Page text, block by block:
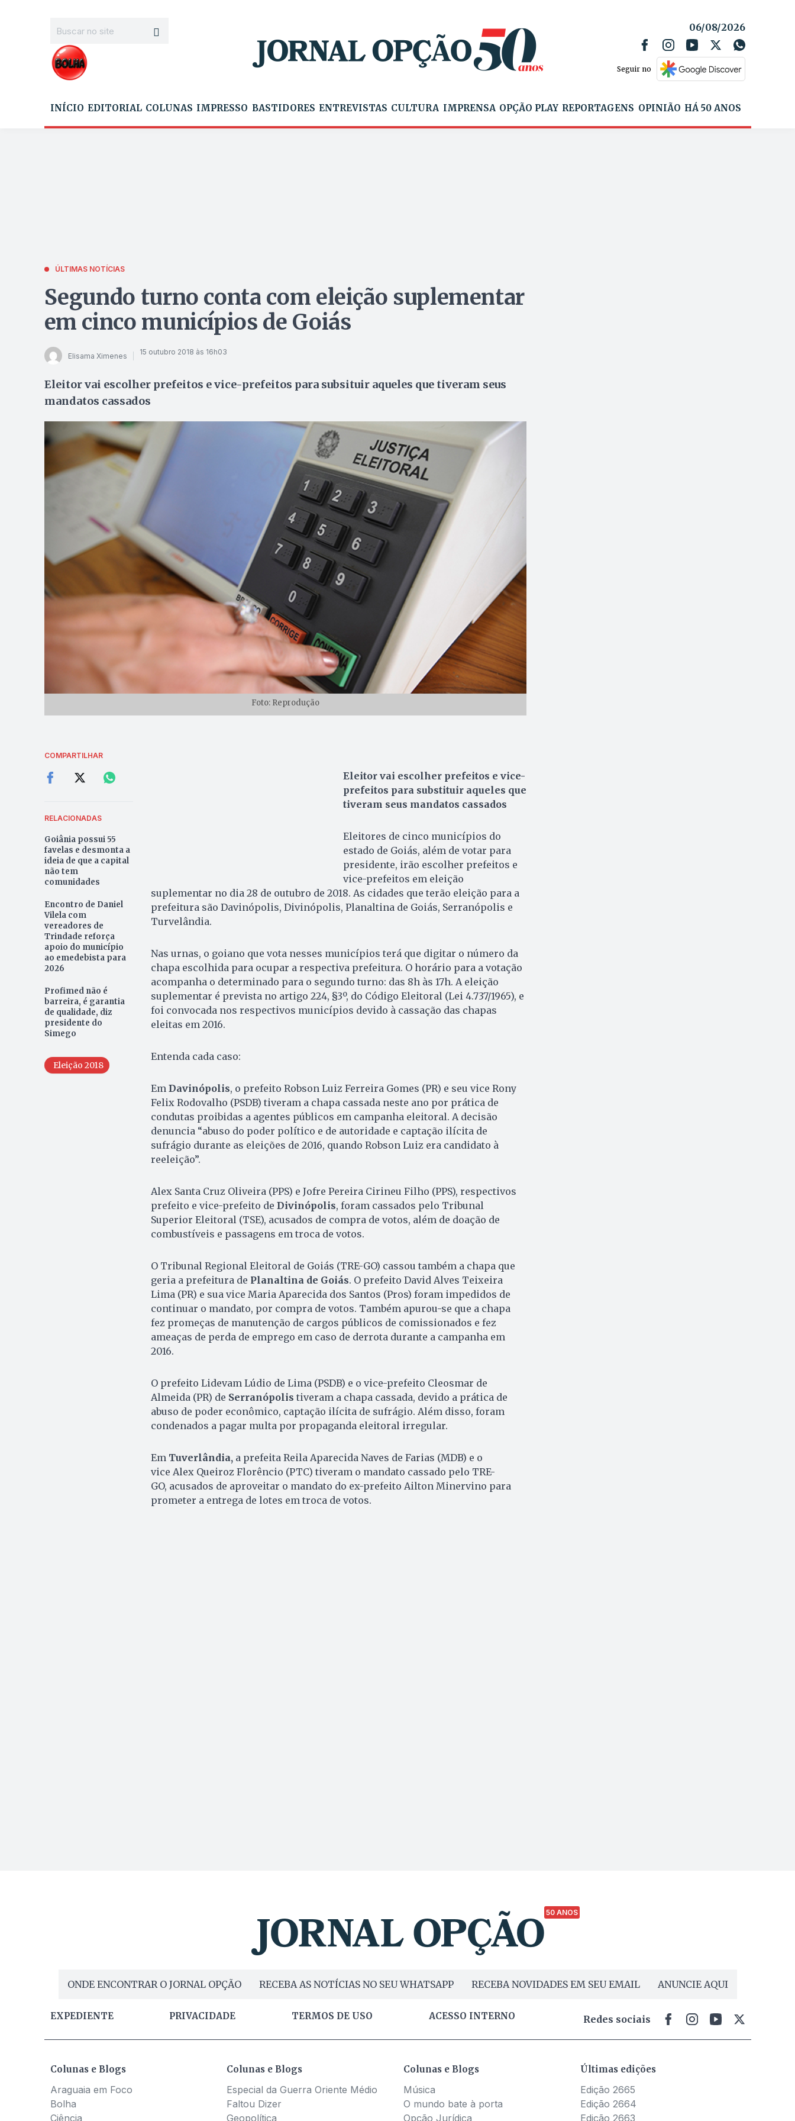
06/08/2026
Seguir no
INÍCIO EDITORIAL COLUNAS IMPRESSO BASTIDORES ENTREVISTAS CULTURA IMPRENSA OPÇÃO PLAY REPORTAGENS OPINIÃO HÁ 50 ANOS
ÚLTIMAS NOTÍCIAS
Segundo turno conta com eleição suplementar
em cinco municípios de Goiás
Elisama Ximenes 15 outubro 2018 às 16h03
Eleitor vai escolher prefeitos e vice-prefeitos para subsituir aqueles que tiveram seus
mandatos cassados
Foto: Reprodução
COMPARTILHAR
RELACIONADAS
Goiânia possui 55
favelas e desmonta a
ideia de que a capital
não tem
comunidades
Encontro de Daniel
Vilela com
vereadores de
Trindade reforça
apoio do município
ao emedebista para
2026
Profimed não é
barreira, é garantia
de qualidade, diz
presidente do
Simego
Eleição 2018
Eleitor vai escolher prefeitos e vice-
prefeitos para substituir aqueles que
tiveram seus mandatos cassados
Eleitores de cinco municípios do
estado de Goiás, além de votar para
presidente, irão escolher prefeitos e
vice-prefeitos em eleição
suplementar no dia 28 de outubro de 2018. As cidades que terão eleição para a
prefeitura são Davinópolis, Divinópolis, Planaltina de Goiás, Serranópolis e
Turvelândia.
Nas urnas, o goiano que vota nesses municípios terá que digitar o número da
chapa escolhida para ocupar a respectiva prefeitura. O horário para a votação
acompanha o determinado para o segundo turno: das 8h às 17h. A eleição
suplementar é prevista no artigo 224, §3º, do Código Eleitoral (Lei 4.737/1965), e
foi convocada nos respectivos municípios devido à cassação das chapas
eleitas em 2016.
Entenda cada caso:
Em Davinópolis, o prefeito Robson Luiz Ferreira Gomes (PR) e seu vice Rony
Felix Rodovalho (PSDB) tiveram a chapa cassada neste ano por prática de
condutas proibidas a agentes públicos em campanha eleitoral. A decisão
denuncia “abuso do poder político e de autoridade e captação ilícita de
sufrágio durante as eleições de 2016, quando Robson Luiz era candidato à
reeleição”.
Alex Santa Cruz Oliveira (PPS) e Jofre Pereira Cirineu Filho (PPS), respectivos
prefeito e vice-prefeito de Divinópolis, foram cassados pelo Tribunal
Superior Eleitoral (TSE), acusados de compra de votos, além de doação de
combustíveis e passagens em troca de votos.
O Tribunal Regional Eleitoral de Goiás (TRE-GO) cassou também a chapa que
geria a prefeitura de Planaltina de Goiás. O prefeito David Alves Teixeira
Lima (PR) e sua vice Maria Aparecida dos Santos (Pros) foram impedidos de
continuar o mandato, por compra de votos. Também apurou-se que a chapa
fez promeças de manutenção de cargos públicos de comissionados e fez
ameaças de perda de emprego em caso de derrota durante a campanha em
2016.
O prefeito Lidevam Lúdio de Lima (PSDB) e o vice-prefeito Cleosmar de
Almeida (PR) de Serranópolis tiveram a chapa cassada, devido a prática de
abuso de poder econômico, captação ilícita de sufrágio. Além disso, foram
condenados a pagar multa por propaganda eleitoral irregular.
Em Tuverlândia, a prefeita Reila Aparecida Naves de Farias (MDB) e o
vice Alex Queiroz Florêncio (PTC) tiveram o mandato cassado pelo TRE-
GO, acusados de aproveitar o mandato do ex-prefeito Ailton Minervino para
prometer a entrega de lotes em troca de votos.
50 ANOS
ONDE ENCONTRAR O JORNAL OPÇÃO RECEBA AS NOTÍCIAS NO SEU WHATSAPP RECEBA NOVIDADES EM SEU EMAIL ANUNCIE AQUI
EXPEDIENTE PRIVACIDADE TERMOS DE USO ACESSO INTERNO Redes sociais
Colunas e Blogs
Araguaia em Foco
Bolha
Ciência
Colunas e Blogs
Especial da Guerra Oriente Médio
Faltou Dizer
Geopolítica
Colunas e Blogs
Música
O mundo bate à porta
Opção Jurídica
Últimas edições
Edição 2665
Edição 2664
Edição 2663